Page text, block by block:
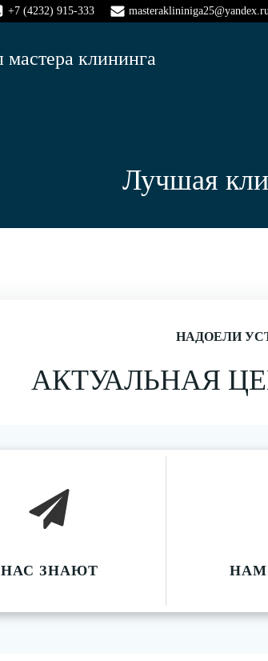
+7 (4232) 915-333
Лучшая
НАДОЕЛИ
АКТУАЛЬНАЯ
НАС ЗНАЮТ НАМ